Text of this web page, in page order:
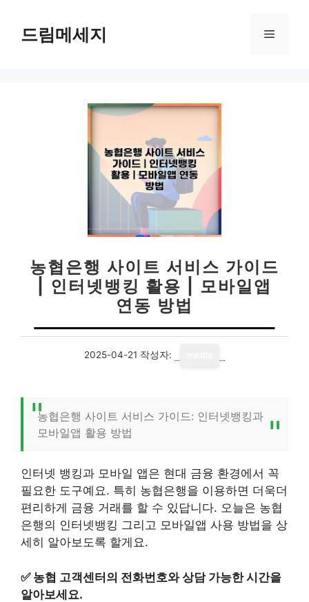
드림메세지 메
농협은행 사이트 서비스 가이드
| 인터넷뱅킹 활용 | 모바일앱
연동 방법
2025-04-21 작성자:
농협은행 사이트 서비스 가이드: 인터넷뱅킹과
모바일앱 활용 방법
인터넷 뱅킹과 모바일 앱은 현대 금융 환경에서 꼭
필요한 도구예요. 특히 농협은행을 이용하면 더욱더
편리하게 금융 거래를 할 수 있답니다. 오늘은 농협
은행의 인터넷뱅킹 그리고 모바일앱 사용 방법을 상
세히 알아보도록 할게요.
✅ 농협 고객센터의 전화번호와 상담 가능한 시간을
알아보세요.